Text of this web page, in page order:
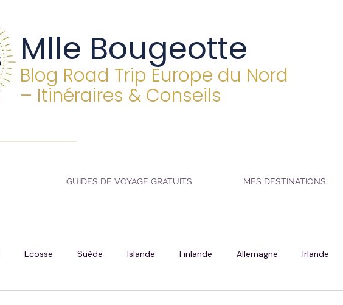
Mlle Bougeotte
Blog Road Trip Europe du Nord
– Itinéraires & Conseils
GUIDES DE VOYAGE GRATUITS MES DESTINATIONS
Ecosse Suède Islande Finlande Allemagne Irlande